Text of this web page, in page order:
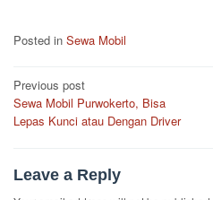
Posted in Sewa Mobil
Post
navigation
Previous post
Sewa Mobil Purwokerto, Bisa
Lepas Kunci atau Dengan Driver
Leave a Reply